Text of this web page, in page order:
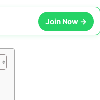
Join Now →